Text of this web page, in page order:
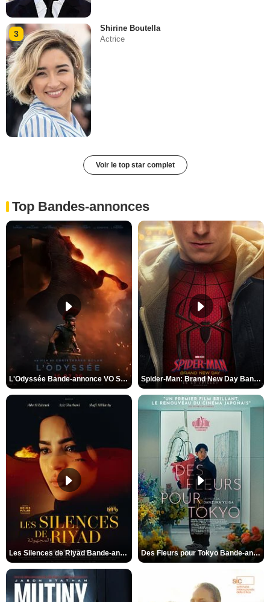
3
Shirine Boutella
Actrice
Voir le top star complet
Top Bandes-annonces
L'Odyssée Bande-annonce VO STFR Spider-Man: Brand New Day Bande-annonce VO STFR
Les Silences de Riyad Bande-annonce VO STFR Des Fleurs pour Tokyo Bande-annonce VO STFR